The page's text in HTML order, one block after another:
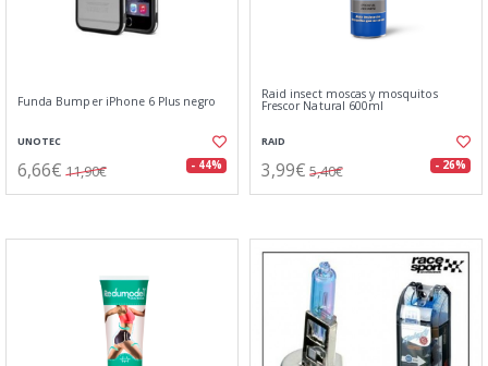
Funda Bumper iPhone 6 Plus negro
UNOTEC
6,66€ 11,90€ - 44%
Raid insect moscas y mosquitos
Frescor Natural 600ml
RAID
3,99€ 5,40€ - 26%